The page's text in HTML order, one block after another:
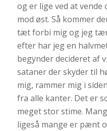
og er lige ved at vende
mod øst. Så kommer
tæt forbi mig og jeg
efter har jeg en
begynder decideret af
sataner der skyder til
mig, rammer mig i
fra alle kanter. Det er
meget stor stime.
ligeså mange er pænt